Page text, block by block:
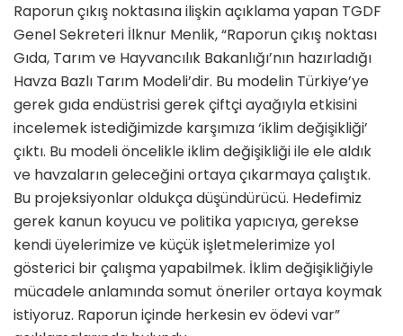
Raporun çıkış noktasına ilişkin açıklama yapan TGDF
Genel Sekreteri İlknur Menlik, “Raporun çıkış noktası
Gıda, Tarım ve Hayvancılık Bakanlığı’nın hazırladığı
Havza Bazlı Tarım Modeli’dir. Bu modelin Türkiye’ye
gerek gıda endüstrisi gerek çiftçi ayağıyla etkisini
incelemek istediğimizde karşımıza ‘iklim değişikliği’
çıktı. Bu modeli öncelikle iklim değişikliği ile ele aldık
ve havzaların geleceğini ortaya çıkarmaya çalıştık.
Bu projeksiyonlar oldukça düşündürücü. Hedefimiz
gerek kanun koyucu ve politika yapıcıya, gerekse
kendi üyelerimize ve küçük işletmelerimize yol
gösterici bir çalışma yapabilmek. İklim değişikliğiyle
mücadele anlamında somut öneriler ortaya koymak
istiyoruz. Raporun içinde herkesin ev ödevi var”